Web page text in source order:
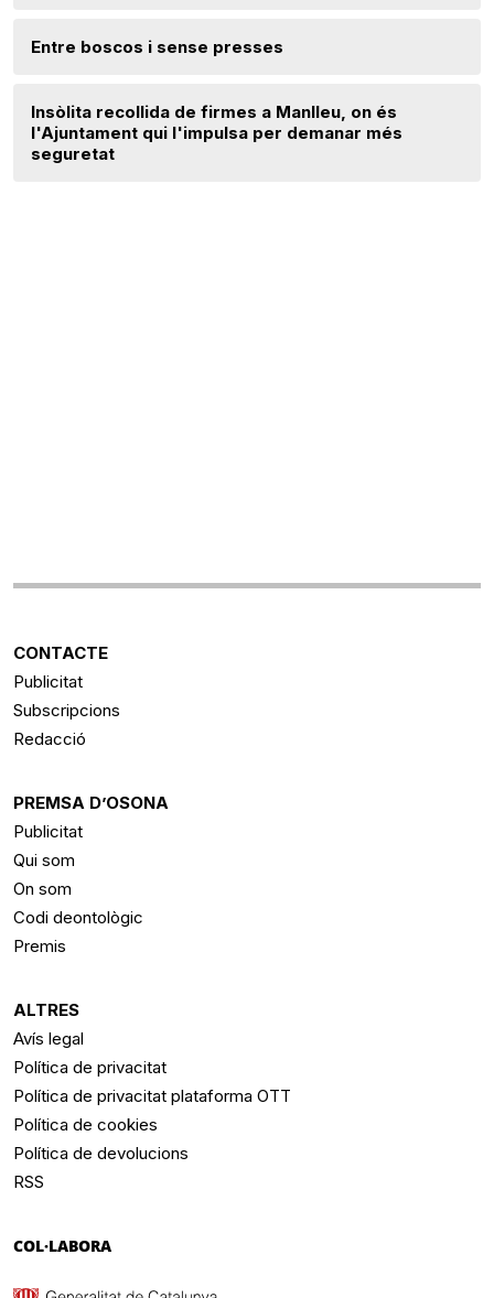
Entre boscos i sense presses
Insòlita recollida de firmes a Manlleu, on és
l'Ajuntament qui l'impulsa per demanar més
seguretat
CONTACTE
Publicitat
Subscripcions
Redacció
PREMSA D’OSONA
Publicitat
Qui som
On som
Codi deontològic
Premis
ALTRES
Avís legal
Política de privacitat
Política de privacitat plataforma OTT
Política de cookies
Política de devolucions
RSS
COL·LABORA